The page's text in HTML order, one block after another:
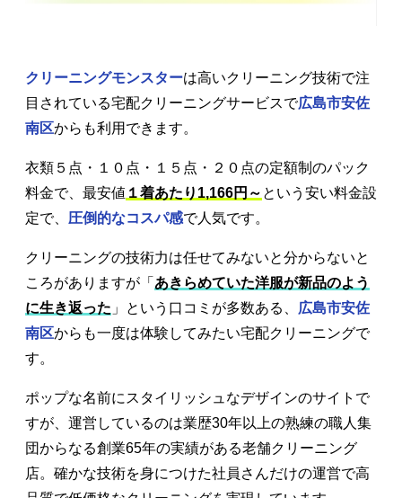
クリーニングモンスターは高いクリーニング技術で注
目されている宅配クリーニングサービスで広島市安佐
南区からも利用できます。
衣類５点・１０点・１５点・２０点の定額制のパック
料金で、最安値 １着あたり1,166円～ という安い料金設
定で、 圧倒的なコスパ感で人気です。
クリーニングの技術力は任せてみないと分からないと
ころがありますが「 あきらめていた洋服が新品のよう
に生き返った 」という口コミが多数ある、 広島市安佐
南区からも一度は体験してみたい宅配クリーニングで
す。
ポップな名前にスタイリッシュなデザインのサイトで
すが、運営しているのは業歴30年以上の熟練の職人集
団からなる創業65年の実績がある老舗クリーニング
店。確かな技術を身につけた社員さんだけの運営で高